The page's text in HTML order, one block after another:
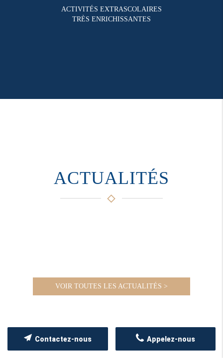
ACTIVITÉS EXTRASCOLAIRES
TRÈS ENRICHISSANTES
ACTUALITÉS
VOIR TOUTES LES ACTUALITÉS >
Appelez-nous
Contactez-nous